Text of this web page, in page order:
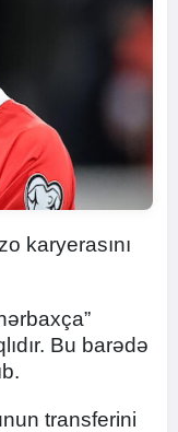
karyerasını
Bu barədə
transferini